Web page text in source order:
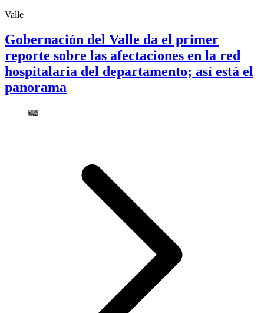
Valle
Gobernación del Valle da el primer
reporte sobre las afectaciones en la red
hospitalaria del departamento; así está el
panorama